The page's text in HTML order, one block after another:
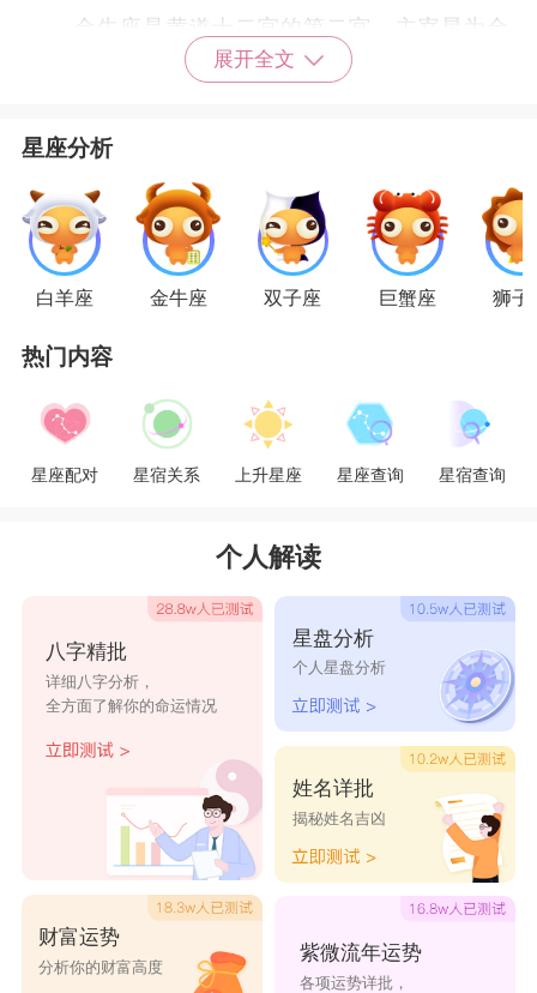
金牛座是黄道十二宫的第二宫，主宰星为金
星。金牛座追求财富的欲望很强烈，他们向往高质
境，是衡量他们内心安全感的直接因素。他们对于
有一丝不确定因素的事情绝对不上心，一旦确定将
会全力以赴。金牛喜欢以第一印象来决定他们对一
个人的喜好程度，货比三家追求好的品质。另外金
度。对于身体、运动和一切美好的事物，金牛都有
着自己独特的见解和追求。
身材比例普遍结实有型，嘴唇、下巴、颈部、
金牛座行事风格：
金牛座做事很有计划性，往往会先分析利弊，
瞻前顾后，而后才小心谨慎行事。金牛从不做没有
胜算的事，一旦开始做，就会小心翼翼全情投入。
他们耐心十足、脚踏实地，具有商业头脑和牢靠的
价值观，这样的行事风格实际可靠，让人值得信
赖。
金牛座的个性盲点：
展开全文
星座分析
白羊座 金牛座 双子座 巨蟹座 狮子
热门内容
星座配对 星宿关系 上升星座 星座查询 星宿查询
个人解读
八字精批
详细八字分析，
全方面了解你的命运情况
财富运势
分析你的财富高度
星盘分析
个人星盘分析
姓名详批
揭秘姓名吉凶
紫微流年运势
各项运势详批，